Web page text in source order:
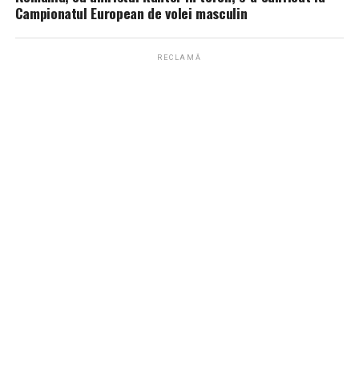
Campionatul European de volei masculin
RECLAMĂ